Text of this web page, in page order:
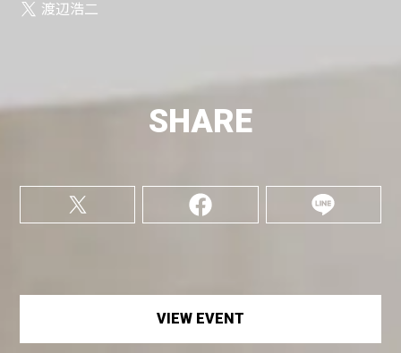
渡辺浩二
SHARE
VIEW EVENT